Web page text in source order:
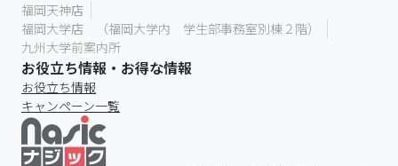
福岡天神店
福岡大学店 （福岡大学内 学生部事務室別棟２階）
九州大学前案内所
お役立ち情報・お得な情報
お役立ち情報
キャンペーン一覧